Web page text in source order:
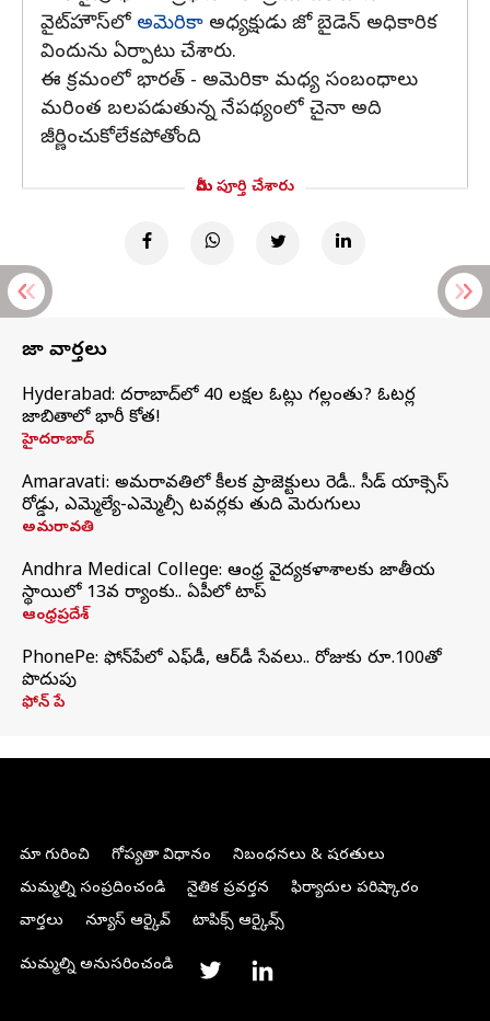
వైట్‌హౌస్‌లో అమెరికా అధ్యక్షుడు జో బైడెన్ అధికారిక
విందును ఏర్పాటు చేశారు.
ఈ క్రమంలో భారత్ - అమెరికా మధ్య సంబంధాలు
మరింత బలపడుతున్న నేపథ్యంలో చైనా అది
జీర్ణించుకోలేకపోతోంది.
మీరు పూర్తి చేశారు
తాజా వార్తలు
Hyderabad: హైదరాబాద్‌లో 40 లక్షల ఓట్లు గల్లంతు? ఓటర్ల
జాబితాలో భారీ కోత!
హైదరాబాద్
Amaravati: అమరావతిలో కీలక ప్రాజెక్టులు రెడీ.. సీడ్‌ యాక్సెస్‌
రోడ్డు, ఎమ్మెల్యే-ఎమ్మెల్సీ టవర్లకు తుది మెరుగులు
అమరావతి
Andhra Medical College: ఆంధ్ర వైద్యకళాశాలకు జాతీయ
స్థాయిలో 13వ ర్యాంకు.. ఏపీలో టాప్
ఆంధ్రప్రదేశ్
PhonePe: ఫోన్‌పేలో ఎఫ్‌డీ, ఆర్‌డీ సేవలు.. రోజుకు రూ.100తో
పొదుపు
ఫోన్‌ పే
మా గురించి గోప్యతా విధానం
నిబంధనలు & షరతులు
మమ్మల్ని సంప్రదించండి
నైతిక ప్రవర్తన
ఫిర్యాదుల పరిష్కారం
వార్తలు
న్యూస్ ఆర్కైవ్ టాపిక్స్ ఆర్కైవ్స్
మమ్మల్ని అనుసరించండి